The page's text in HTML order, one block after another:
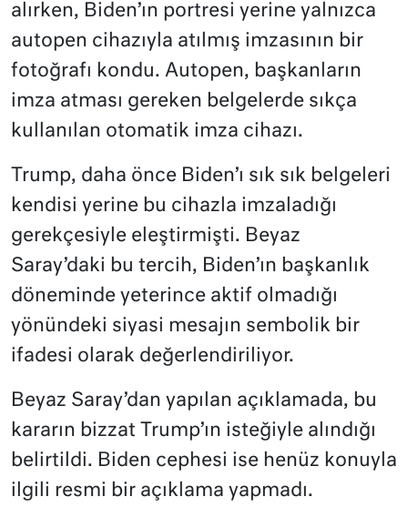
alırken, Biden’ın portresi yerine yalnızca
autopen cihazıyla atılmış imzasının bir
fotoğrafı kondu. Autopen, başkanların
imza atması gereken belgelerde sıkça
kullanılan otomatik imza cihazı.
Trump, daha önce Biden’ı sık sık belgeleri
kendisi yerine bu cihazla imzaladığı
gerekçesiyle eleştirmişti. Beyaz
Saray’daki bu tercih, Biden’ın başkanlık
döneminde yeterince aktif olmadığı
yönündeki siyasi mesajın sembolik bir
ifadesi olarak değerlendiriliyor.
Beyaz Saray’dan yapılan açıklamada, bu
kararın bizzat Trump’ın isteğiyle alındığı
belirtildi. Biden cephesi ise henüz konuyla
ilgili resmi bir açıklama yapmadı.